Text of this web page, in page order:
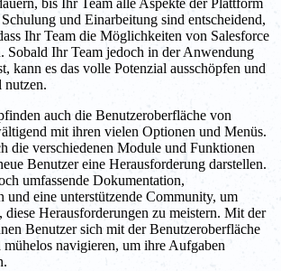
bis Ihr Team alle Aspekte der Plattform
und Einarbeitung sind entscheidend,
Ihr Team die Möglichkeiten von Salesforce
Sobald Ihr Team jedoch in der Anwendung
kann es das volle Potenzial ausschöpfen und
nutzen.
auch die Benutzeroberfläche von
mit ihren vielen Optionen und Menüs.
die verschiedenen Module und Funktionen
Benutzer eine Herausforderung darstellen.
umfassende Dokumentation,
und eine unterstützende Community, um
diese Herausforderungen zu meistern. Mit der
Benutzer sich mit der Benutzeroberfläche
mühelos navigieren, um ihre Aufgaben